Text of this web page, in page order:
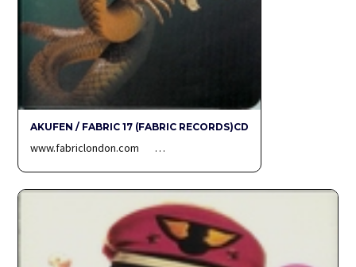
AKUFEN / FABRIC 17 (FABRIC RECORDS)CD
www.fabriclondon.com …